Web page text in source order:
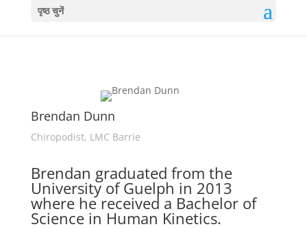
पृष्ठ चुनें
Brendan Dunn
Chiropodist, LMC Barrie
Brendan graduated from the
University of Guelph in 2013
where he received a Bachelor of
Science in Human Kinetics.